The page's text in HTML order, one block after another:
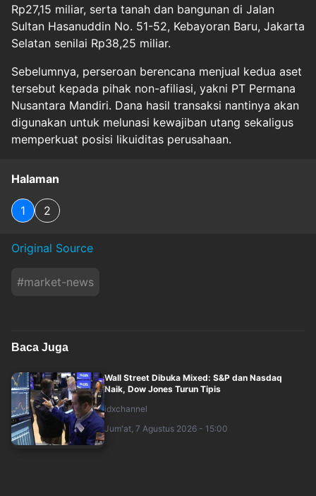
Rp27,15 miliar, serta tanah dan bangunan di Jalan
Sultan Hasanuddin No. 51-52, Kebayoran Baru, Jakarta
Selatan senilai Rp38,25 miliar.
Sebelumnya, perseroan berencana menjual kedua aset
tersebut kepada pihak non-afiliasi, yakni PT Permana
Nusantara Mandiri. Dana hasil transaksi nantinya akan
digunakan untuk melunasi kewajiban utang sekaligus
memperkuat posisi likuiditas perusahaan.
Halaman
1 2
Original Source
#market-news
Baca Juga
Wall Street Dibuka Mixed: S&P dan Nasdaq
Naik, Dow Jones Turun Tipis
idxchannel
Jum'at, 7 Agustus 2026 - 15:00